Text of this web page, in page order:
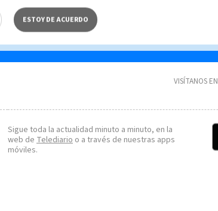
VISÍTANOS EN
Sigue toda la actualidad minuto a minuto, en la
web de Telediario o a través de nuestras apps
móviles.
ESTOY DE ACUERDO